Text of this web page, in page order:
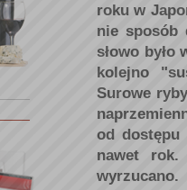
roku w
nie sposób
słowo
kolejno
Surowe
od dostępu
nawet
wyrzucano.